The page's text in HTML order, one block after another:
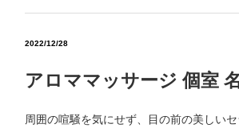
2022/12/28
アロママッサージ 個室
周囲の喧騒を気にせず、目の前の美しい